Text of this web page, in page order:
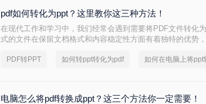
pdf如何转化为ppt？这里教你这三种方法！
在现代工作和学习中，我们经常会遇到需要将PDF文件转化
式的文件在保留文档格式和内容稳定性方面有着独特的优势
PDF转PPT 如何转ppt转化为pdf 如何在电脑上将ppt
电脑怎么将pdf转换成ppt？这三个方法你一定需要！